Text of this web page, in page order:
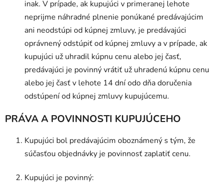
inak. V prípade, ak kupujúci v primeranej lehote
neprijme náhradné plnenie ponúkané predávajúcim
ani neodstúpi od kúpnej zmluvy, je predávajúci
oprávnený odstúpiť od kúpnej zmluvy a v prípade, ak
kupujúci už uhradil kúpnu cenu alebo jej časť,
predávajúci je povinný vrátiť už uhradenú kúpnu cenu
alebo jej časť v lehote 14 dní odo dňa doručenia
odstúpení od kúpnej zmluvy kupujúcemu.
PRÁVA A POVINNOSTI KUPUJÚCEHO
Kupujúci bol predávajúcim oboznámený s tým, že
súčasťou objednávky je povinnosť zaplatiť cenu.
Kupujúci je povinný: